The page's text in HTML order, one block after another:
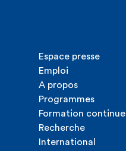
Espace presse
Emploi
A propos
Programmes
Formation continue
Recherche
International